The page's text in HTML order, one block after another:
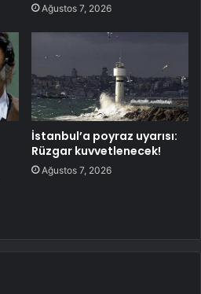
Ağustos 7, 2026
İstanbul’a poyraz uyarısı:
Rüzgar kuvvetlenecek!
Ağustos 7, 2026